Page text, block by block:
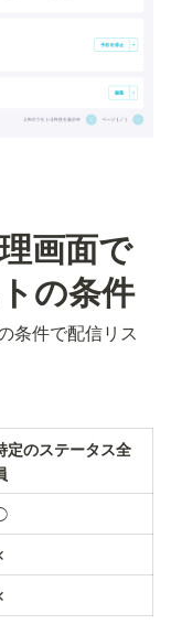
画面で
の条件
条件で配信リス
定のステータス全